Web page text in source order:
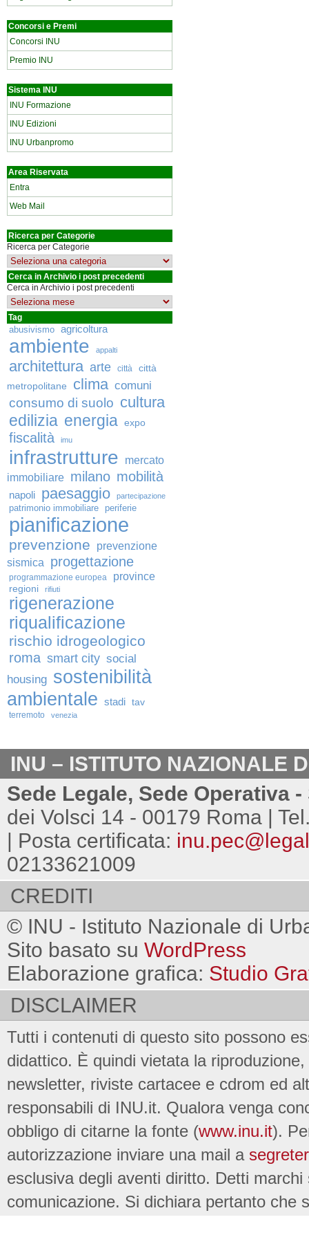
Concorsi e Premi
Concorsi INU
Premio INU
Sistema INU
INU Formazione
INU Edizioni
INU Urbanpromo
Area Riservata
Entra
Web Mail
Ricerca per Categorie
Ricerca per Categorie
Cerca in Archivio i post precedenti
Cerca in Archivio i post precedenti
Tag
abusivismo agricoltura
ambiente appalti
architettura arte città
città
metropolitane
clima comuni
consumo di suolo cultura
edilizia energia expo
fiscalità imu
infrastrutture
mercato
immobiliare milano mobilità
napoli paesaggio partecipazione
patrimonio immobiliare periferie
pianificazione
prevenzione
prevenzione
sismica
progettazione
programmazione europea province
regioni rifiuti
rigenerazione
riqualificazione
rischio idrogeologico
roma smart city social
housing sostenibilità
ambientale stadi tav
terremoto venezia
INU – ISTITUTO NAZIONALE
Sede Legale, Sede Operativa
dei Volsci 14 - 00179 Roma |
| Posta certificata:
02133621009
CREDITI
© INU - Istituto Nazionale di
Sito basato su WordPress
Elaborazione grafica: Studio
DISCLAIMER
Tutti i contenuti di questo sito possono
didattico. È quindi vietata la
newsletter, riviste cartacee e cdrom ed
responsabili di INU.it. Qualora venga
obbligo di citarne la fonte (www.inu.it).
autorizzazione inviare una mail a
esclusiva degli aventi diritto. Detti
comunicazione. Si dichiara pertanto che